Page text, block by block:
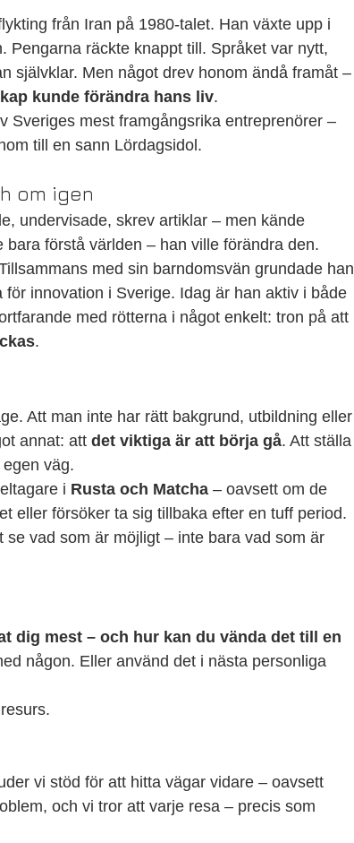
från Iran på 1980-talet. Han växte upp i
Pengarna räckte knappt till. Språket var nytt,
självklar. Men något drev honom ändå framåt –
kunde förändra hans liv.
Sveriges mest framgångsrika entreprenörer –
till en sann Lördagsidol.
om igen
undervisade, skrev artiklar – men kände
förstå världen – han ville förändra den.
med sin barndomsvän grundade han
innovation i Sverige. Idag är han aktiv i både
med rötterna i något enkelt: tron på att
.
Att man inte har rätt bakgrund, utbildning eller
annat: att det viktiga är att börja gå. Att ställa
väg.
i Rusta och Matcha – oavsett om de
eller försöker ta sig tillbaka efter en tuff period.
se vad som är möjligt – inte bara vad som är
dig mest – och hur kan du vända det till en
någon. Eller använd det i nästa personliga
vi stöd för att hitta vägar vidare – oavsett
och vi tror att varje resa – precis som